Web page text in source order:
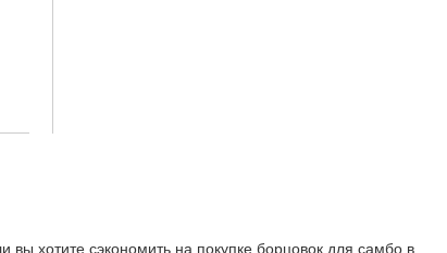
хотите сэкономить на покупке борцовок для самбо в